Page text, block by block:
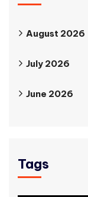
August 2026
July 2026
June 2026
Tags